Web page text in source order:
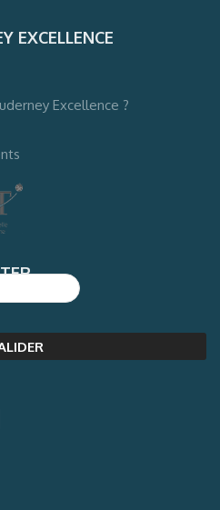
EXCELLENCE
Excellence ?